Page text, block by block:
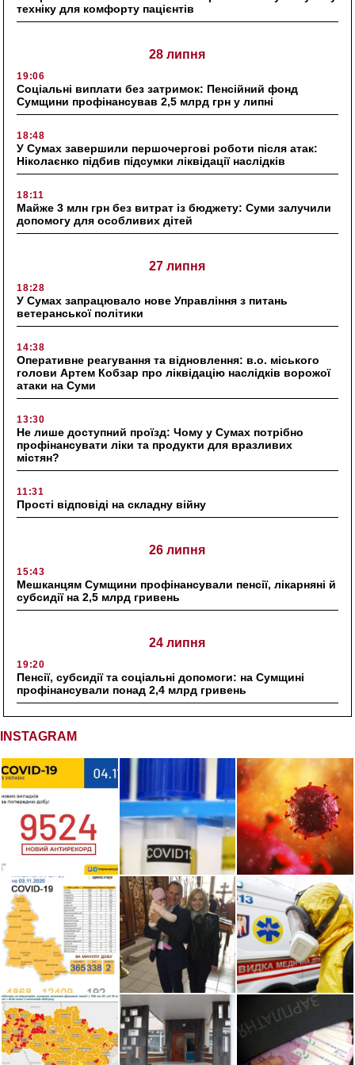
техніку для комфорту пацієнтів
28 липня
19:06
Соціальні виплати без затримок: Пенсійний фонд
Сумщини профінансував 2,5 млрд грн у липні
18:48
У Сумах завершили першочергові роботи після атак:
Ніколаєнко підбив підсумки ліквідації наслідків
18:11
Майже 3 млн грн без витрат із бюджету: Суми залучили
допомогу для особливих дітей
27 липня
18:28
У Сумах запрацювало нове Управління з питань
ветеранської політики
14:38
Оперативне реагування та відновлення: в.о. міського
голови Артем Кобзар про ліквідацію наслідків ворожої
атаки на Суми
13:30
Не лише доступний проїзд: Чому у Сумах потрібно
профінансувати ліки та продукти для вразливих
містян?
11:31
Прості відповіді на складну війну
26 липня
15:43
Мешканцям Сумщини профінансували пенсії, лікарняні й
субсидії на 2,5 млрд гривень
24 липня
19:20
Пенсії, субсидії та соціальні допомоги: на Сумщині
профінансували понад 2,4 млрд гривень
INSTAGRAM